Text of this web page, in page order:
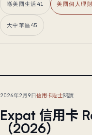
喺美國生活 41 美國個人理財
大中華區45
2026年2月9日信用卡貼士閱讀
Expat 信用卡
（2026）